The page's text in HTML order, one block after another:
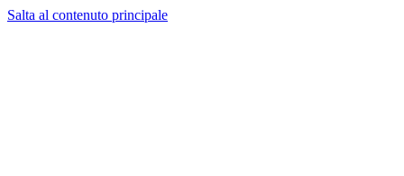
Salta al contenuto principale